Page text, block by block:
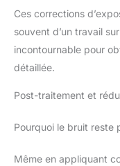
Ces corrections
souvent d’un travail
incontournable pour
détaillée.
Post-traitement et
Pourquoi le bruit reste
Même en appliquant